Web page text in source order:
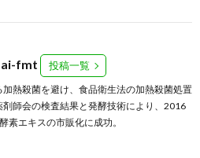
fmt 投稿一覧
熱殺菌を避け、食品衛生法の加熱殺菌処置
剤師会の検査結果と発酵技術により、2016
素エキスの市販化に成功。